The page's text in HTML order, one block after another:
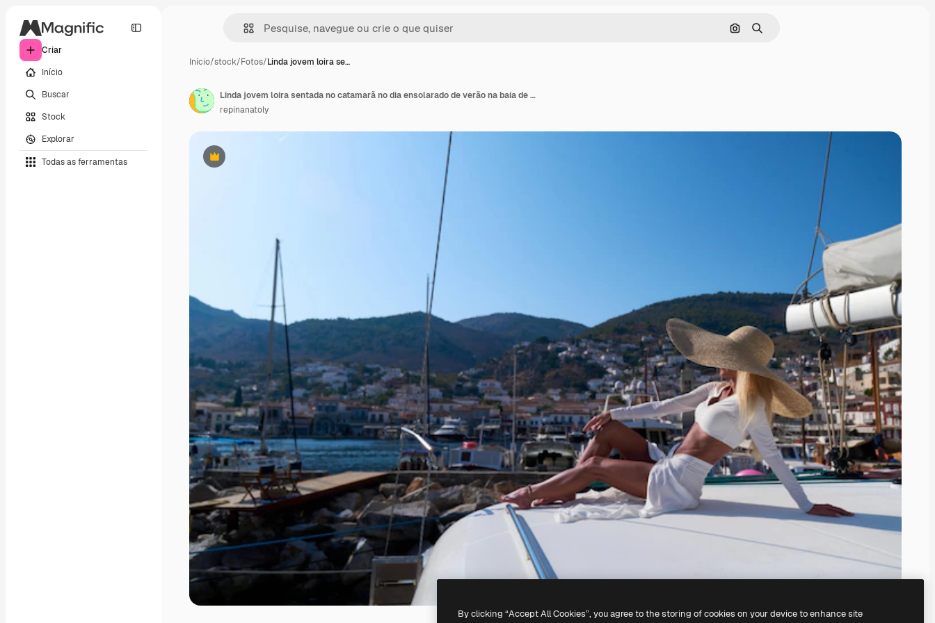
Criar
Início
Buscar
Stock
Explorar
Todas as ferramentas
Pesquisar por imagem
Buscar
Início/stock/Fotos/Linda jovem loira se…
Premium
Linda jovem loira sentada no catamarã no dia ensolarado de verão na baía de Hydra marina Grécia
repinanatoly
By clicking “Accept All Cookies”, you agree to the storing of cookies on your device to enhance site